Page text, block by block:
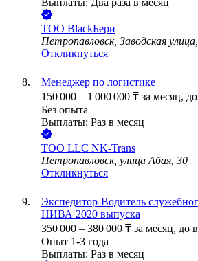
Выплаты: Два раза в месяц
ТОО BlackБери
Петропавловск, Заводская
Откликнуться
Менеджер по логистике
150 000 – 1 000 000 ₸ за месяц,
Без опыта
Выплаты: Раз в месяц
ТОО LLC NK-Trans
Петропавловск, улица Абая, 30
Откликнуться
Экспедитор-Водитель
НИВА 2020 выпуска
350 000 – 380 000 ₸ за месяц, до
Опыт 1-3 года
Выплаты: Раз в месяц